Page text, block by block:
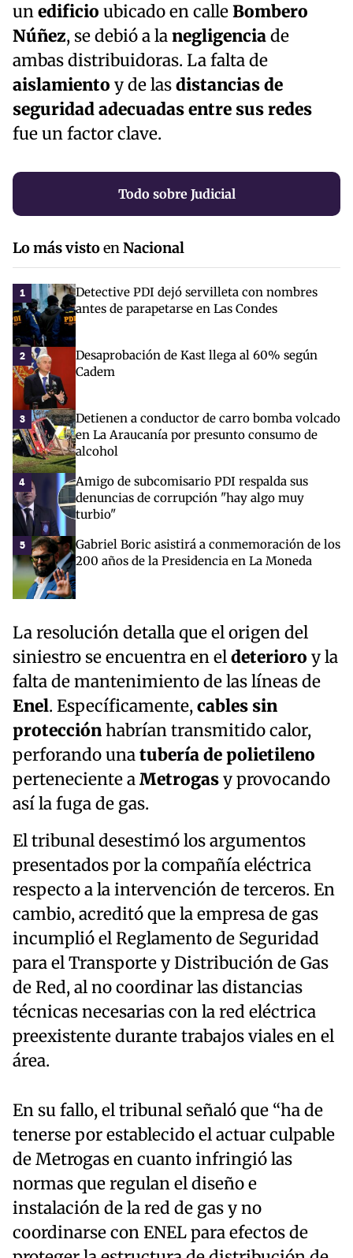
unedificio ubicado en calleBombero
Núñez, se debió a lanegligenciade
ambas distribuidoras. La falta de
aislamiento y de lasdistancias de
seguridad adecuadas entre sus redes
fue un factor clave.
Todo sobre Judicial
Lo más vistoenNacional
1
Detective PDI dejó servilleta con nombres
antes de parapetarse en Las Condes
2
Desaprobación de Kast llega al 60% según
Cadem
3
Detienen a conductor de carro bomba volcado
en La Araucanía por presunto consumo de
alcohol
4
Amigo de subcomisario PDI respalda sus
denuncias de corrupción "hay algo muy
turbio"
5
Gabriel Boric asistirá a conmemoración de los
200 años de la Presidencia en La Moneda
La resolución detalla que el origen del
siniestro se encuentra en eldeterioro y la
falta de mantenimiento de las líneas de
Enel. Específicamente,cables sin
protecciónhabrían transmitido calor,
perforando unatubería de polietileno
perteneciente aMetrogasy provocando
así la fuga de gas.
El tribunal desestimó los argumentos
presentados por la compañía eléctrica
respecto a la intervención de terceros. En
cambio, acreditó que la empresa de gas
incumplió el Reglamento de Seguridad
para el Transporte y Distribución de Gas
de Red, al no coordinar las distancias
técnicas necesarias con la red eléctrica
preexistente durante trabajos viales en el
área.
En su fallo, el tribunal señaló que “ha de
tenerse por establecido el actuar culpable
de Metrogas en cuanto infringió las
normas que regulan el diseño e
instalación de la red de gas y no
coordinarse con ENEL para efectos de